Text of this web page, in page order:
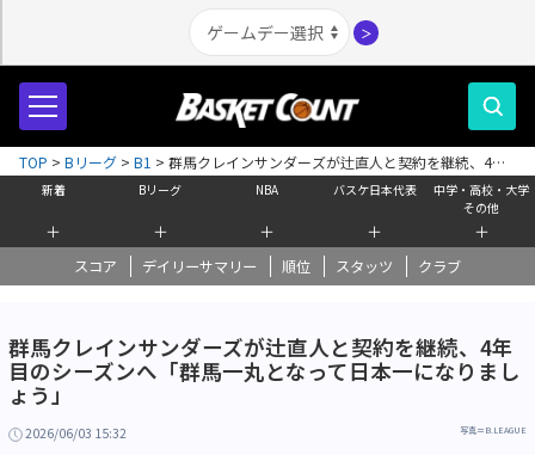
＞
新着
＋
Bリーグ
＋
NBA
＋
バスケ日本代表
＋
中学・高校・大学
その他
＋
スコア デイリーサマリー 順位 スタッツ クラブ
TOP > Bリーグ > B1 > 群馬クレインサンダーズが辻直人と契約を継続、4年
目のシーズンへ「群馬一丸となって日本一になりましょう」
群馬クレインサンダーズが辻直人と契約を継続、4年
目のシーズンへ「群馬一丸となって日本一になりまし
ょう」
2026/06/03 15:32 写真＝B.LEAGUE